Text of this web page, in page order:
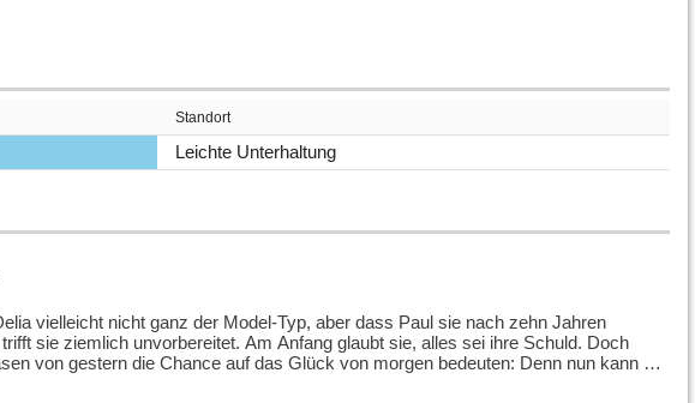
Standort
Leichte Unterhaltung
vielleicht nicht ganz der Model-Typ, aber dass Paul sie nach zehn Jahren
sie ziemlich unvorbereitet. Am Anfang glaubt sie, alles sei ihre Schuld. Doch
von gestern die Chance auf das Glück von morgen bedeuten: Denn nun kann sie
Lebens neu zusammensetzt.